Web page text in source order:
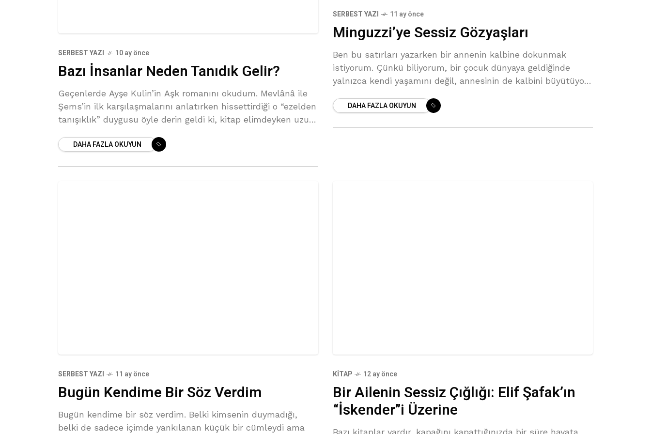
SERBEST YAZI 10 ay önce
Bazı İnsanlar Neden Tanıdık Gelir?
Geçenlerde Ayşe Kulin’in Aşk romanını okudum. Mevlânâ ile
Şems’in ilk karşılaşmalarını anlatırken hissettirdiği o “ezelden
tanışıklık” duygusu öyle derin geldi ki, kitap elimdeyken uzun
DAHA FAZLA OKUYUN
SERBEST YAZI 11 ay önce
Minguzzi’ye Sessiz Gözyaşları
Ben bu satırları yazarken bir annenin kalbine dokunmak
istiyorum. Çünkü biliyorum, bir çocuk dünyaya geldiğinde
yalnızca kendi yaşamını değil, annesinin de kalbini büyütüyor.
DAHA FAZLA OKUYUN
SERBEST YAZI 11 ay önce
Bugün Kendime Bir Söz Verdim
Bugün kendime bir söz verdim. Belki kimsenin duymadığı,
belki de sadece içimde yankılanan küçük bir cümleydi ama
KITAP 12 ay önce
Bir Ailenin Sessiz Çığlığı: Elif Şafak’ın
“İskender”i Üzerine
Bazı kitaplar vardır, kapağını kapattığınızda bir süre hayata